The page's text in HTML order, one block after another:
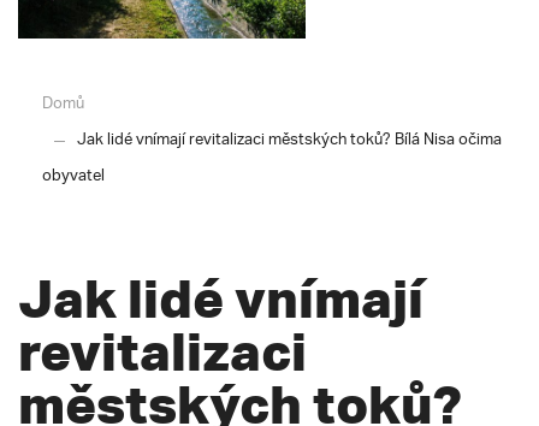
Domů
Jak lidé vnímají revitalizaci městských toků? Bílá Nisa očima
obyvatel
Jak lidé vnímají
revitalizaci
městských toků?